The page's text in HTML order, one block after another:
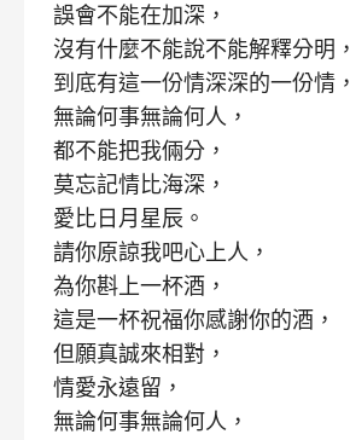
誤會不能在加深，
沒有什麼不能說不能解釋分明，
到底有這一份情深深的一份情，
無論何事無論何人，
都不能把我倆分，
莫忘記情比海深，
愛比日月星辰。
請你原諒我吧心上人，
為你斟上一杯酒，
這是一杯祝福你感謝你的酒，
但願真誠來相對，
情愛永遠留，
無論何事無論何人，